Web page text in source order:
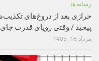
رسانه ها
خرازی بعد از دروغ‌های
پیچید / وقتی رویای قدرت
مرداد 16, 1405